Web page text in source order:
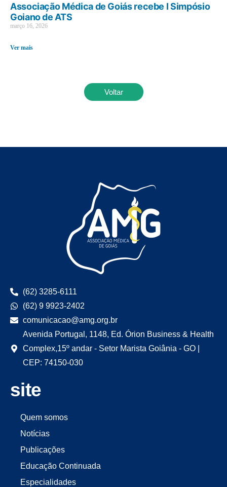
Associação Médica de Goiás recebe I Simpósio
Goiano de ATS
março 16, 2026
Ver mais
Voltar
(62) 3285-6111
(62) 9 9923-2402
comunicacao@amg.org.br
Avenida Portugal, 1148, Ed. Órion Business & Health
Complex,15º andar - Setor Marista Goiânia - GO |
CEP: 74150-030
site
Quem somos
Notícias
Publicações
Educação Continuada
Especialidades